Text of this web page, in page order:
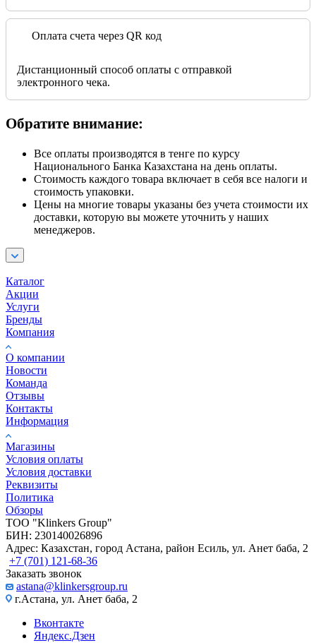
Оплата счета через QR код
Дистанционный способ оплаты с отправкой
электронного чека.
Обратите внимание:
Все оплаты производятся в тенге по курсу
Национального Банка Казахстана на день оплаты.
Стоимость каждого товара включает в себя все налоги и
стоимость упаковки.
Цены на многие товары указаны без учета стоимости их
доставки, которую вы можете уточнить у наших
менеджеров.
Каталог
Акции
Услуги
Бренды
Компания
О компании
Новости
Команда
Отзывы
Контакты
Информация
Магазины
Условия оплаты
Условия доставки
Реквизиты
Политика
Обзоры
TOO "Klinkers Group"
БИН: 230140026896
Адрес: Казахстан, город Астана, район Есиль, ул. Анет баба, 2
+7 (701) 121-68-36
Заказать звонок
astana@klinkersgroup.ru
г.Астана, ул. Анет баба, 2
Вконтакте
Яндекс.Дзен